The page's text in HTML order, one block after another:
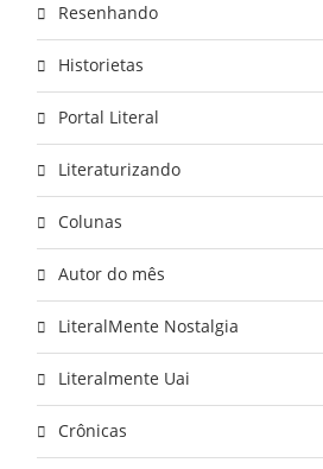
Resenhando
Historietas
Portal Literal
Literaturizando
Colunas
Autor do mês
LiteralMente Nostalgia
Literalmente Uai
Crônicas